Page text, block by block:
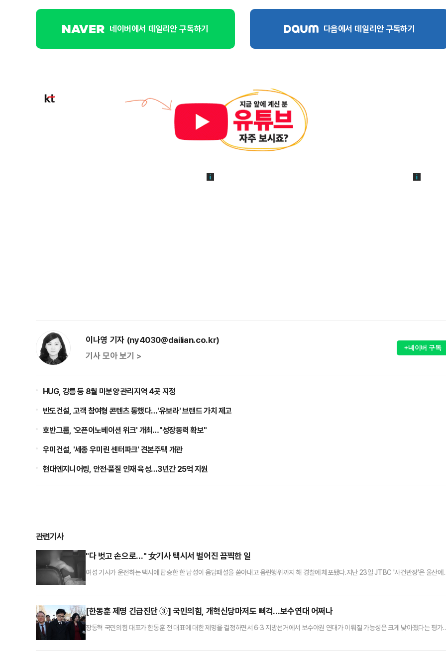
네이버에서 데일리안 구독하기 다음에서 데일리안 구독하기
이나영 기자 (ny4030@dailian.co.kr)
기사 모아 보기 >
+네이버 구독
HUG, 강릉 등 8월 미분양 관리지역 4곳 지정
반도건설, 고객 참여형 콘텐츠 통했다…'유보라' 브랜드 가치 제고
호반그룹, '오픈이노베이션 위크' 개최…"성장동력 확보"
우미건설, '세종 우미린 센터파크' 견본주택 개관
현대엔지니어링, 안전·품질 인재 육성…3년간 25억 지원
관련기사
"다 벗고 손으로…" 女기사 택시서 벌어진 끔찍한 일
여성 기사가 운전하는 택시에 탑승한 한 남성이 음담패설을 쏟아내고 음란행위까지 해 경찰에 체포됐다.지난 23일 JTBC '사건반장'은 울산에
객 B씨를 태웠다. 당시 B씨는 중앙선을 넘고 택시를 가로막으면서 조수석에 타고서는 "번화가 쪽으로 가달라"고 말했다.얼마 지나지 않아 B씨
[한동훈 제명 긴급진단 ③] 국민의힘, 개혁신당마저도 삐걱…보수연대 어쩌나
장동혁 국민의힘 대표가 한동훈 전 대표에 대한 제명을 결정하면서 6·3 지방선거에서 보수야권 연대가 이뤄질 가능성은 크게 낮아졌다는 평가
어지며 이마저도 물 건너가는 분위기다.장동혁 대표는 29일 오전에 열린 최고위회의에서 한 전 대표 제명을 확정지었다. 이날 회의는 장 대표가